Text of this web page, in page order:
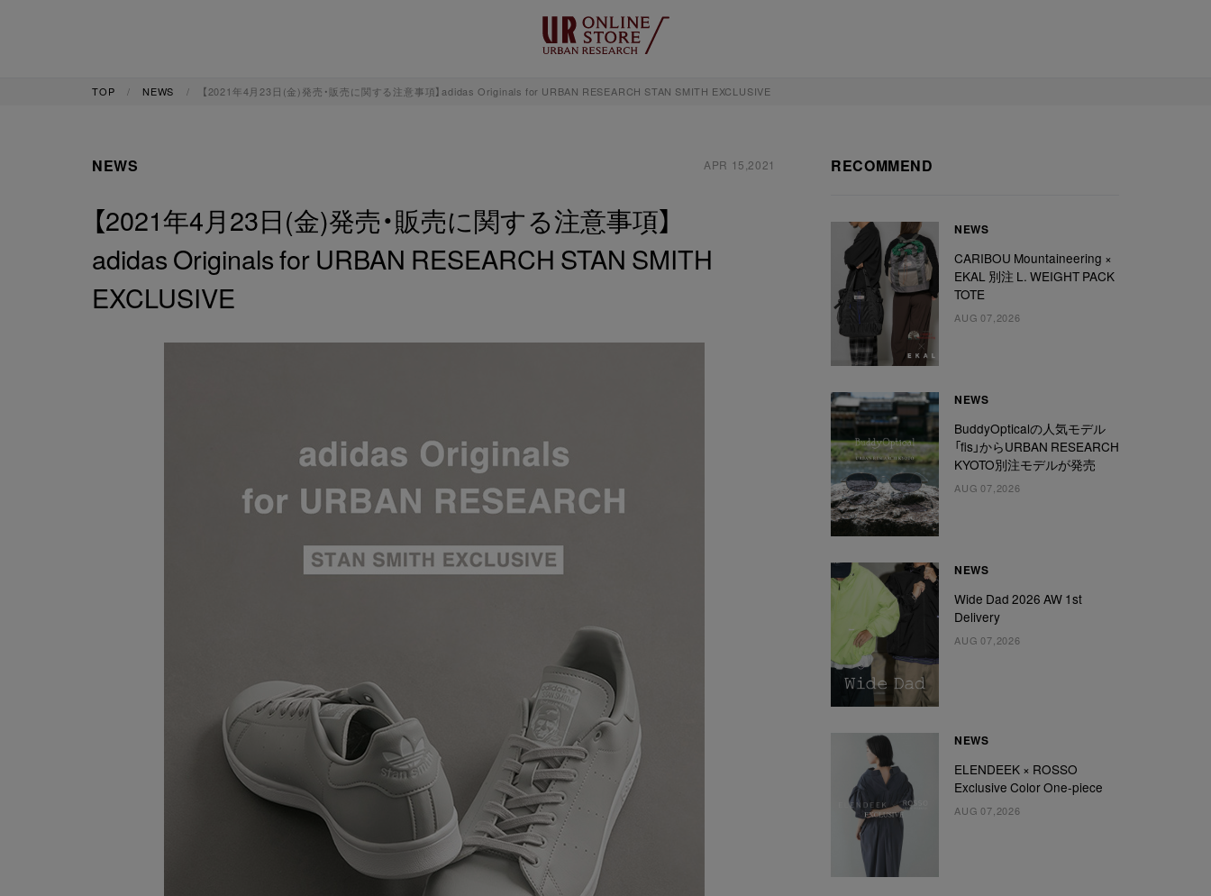
TOP NEWS 【2021年4月23日(金)発売・販売に関する注意事項】adidas Originals for URBAN RESEARCH STAN SMITH EXCLUSIVE
NEWS APR 15,2021
【2021年4月23日(金)発売・販売に関する注意事項】
adidas Originals for URBAN RESEARCH STAN SMITH
EXCLUSIVE
RECOMMEND
NEWS
CARIBOU Mountaineering ×
EKAL 別注 L. WEIGHT PACK
TOTE
AUG 07,2026
NEWS
BuddyOpticalの人気モデル
「fis」からURBAN RESEARCH
KYOTO別注モデルが発売
AUG 07,2026
NEWS
Wide Dad 2026 AW 1st
Delivery
AUG 07,2026
NEWS
ELENDEEK × ROSSO
Exclusive Color One-piece
AUG 07,2026